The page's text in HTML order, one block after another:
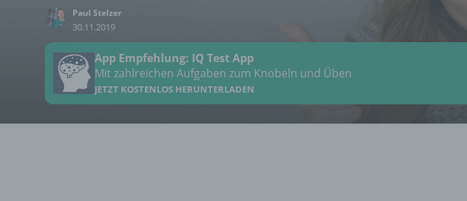
Paul Stelzer
30.11.2019
App Empfehlung: IQ Test App
Mit zahlreichen Aufgaben zum Knobeln und Üben
JETZT KOSTENLOS HERUNTERLADEN